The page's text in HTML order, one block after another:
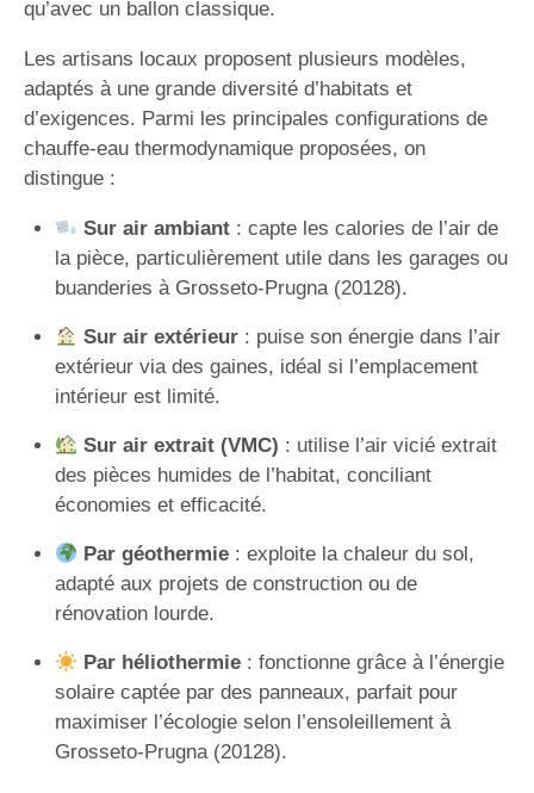
qu’avec un ballon classique.
Les artisans locaux proposent plusieurs modèles,
adaptés à une grande diversité d’habitats et
d’exigences. Parmi les principales configurations de
chauffe-eau thermodynamique proposées, on
distingue :
Sur air ambiant: capte les calories de l’air de
la pièce, particulièrement utile dans les garages ou
buanderies à Grosseto-Prugna (20128).
Sur air extérieur: puise son énergie dans l’air
extérieur via des gaines, idéal si l’emplacement
intérieur est limité.
Sur air extrait (VMC) : utilise l’air vicié extrait
des pièces humides de l’habitat, conciliant
économies et efficacité.
Par géothermie: exploite la chaleur du sol,
adapté aux projets de construction ou de
rénovation lourde.
Par héliothermie: fonctionne grâce à l’énergie
solaire captée par des panneaux, parfait pour
maximiser l’écologie selon l’ensoleillement à
Grosseto-Prugna (20128).